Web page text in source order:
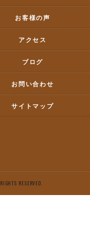
お客様の声
アクセス
ブログ
お問い合わせ
サイトマップ
RESERVED.